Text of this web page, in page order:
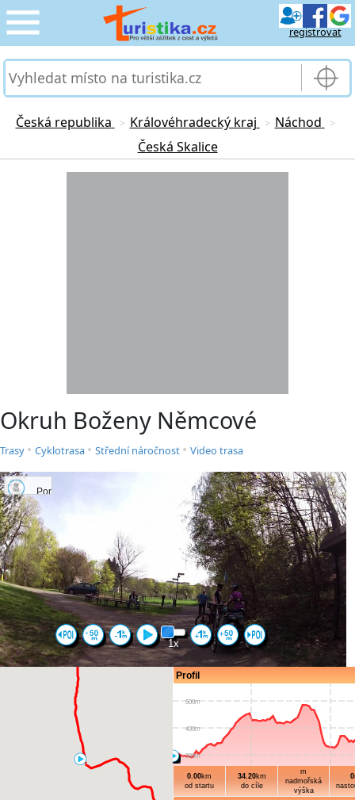
registrovat
CESTOVÁNÍ
SLUŽBY & DOPRAVA
Česká republika > Královéhradecký kraj > Náchod >
Česká Skalice
Okruh Boženy Němcové
Trasy • Cyklotrasa • Střední náročnost • Video trasa